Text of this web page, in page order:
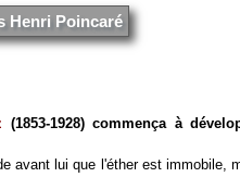
Henri Poincaré
(1853-1928) commença à
avant lui que l'éther est immobile,